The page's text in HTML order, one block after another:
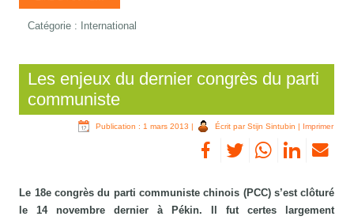
Catégorie : International
Les enjeux du dernier congrès du parti
communiste
Publication : 1 mars 2013 | Écrit par Stijn Sintubin | Imprimer
Le 18e congrès du parti communiste chinois (PCC) s’est clôturé
le 14 novembre dernier à Pékin. Il fut certes largement